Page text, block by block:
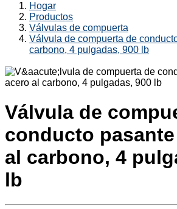
Hogar
Productos
Válvulas de compuerta
Válvula de compuerta de
carbono, 4 pulgadas, 900 lb
Válvula de
conducto
al carbono, 4
lb